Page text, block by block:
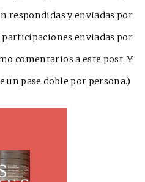
respondidas y enviadas por
participaciones enviadas por
comentarios a este post. Y
pase doble por persona.)